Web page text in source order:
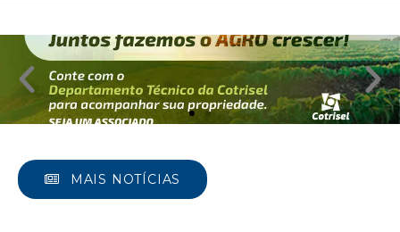
MAIS NOTÍCIAS